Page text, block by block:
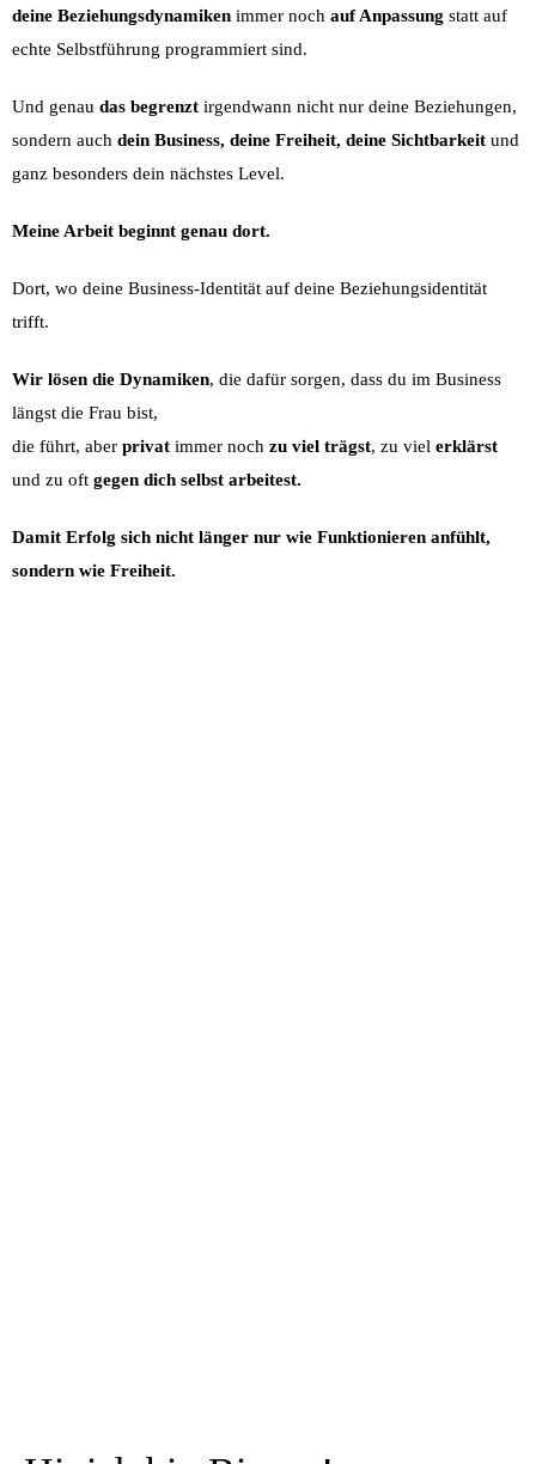
deine Beziehungsdynamiken immer noch auf Anpassung statt auf
echte Selbstführung programmiert sind.
Und genau das begrenzt irgendwann nicht nur deine Beziehungen,
sondern auch dein Business, deine Freiheit, deine Sichtbarkeit und
ganz besonders dein nächstes Level.
Meine Arbeit beginnt genau dort.
Dort, wo deine Business-Identität auf deine Beziehungsidentität
trifft.
Wir lösen die Dynamiken, die dafür sorgen, dass du im Business
längst die Frau bist,
die führt, aber privat immer noch zu viel trägst, zu viel erklärst
und zu oft gegen dich selbst arbeitest.
Damit Erfolg sich nicht länger nur wie Funktionieren anfühlt,
sondern wie Freiheit.